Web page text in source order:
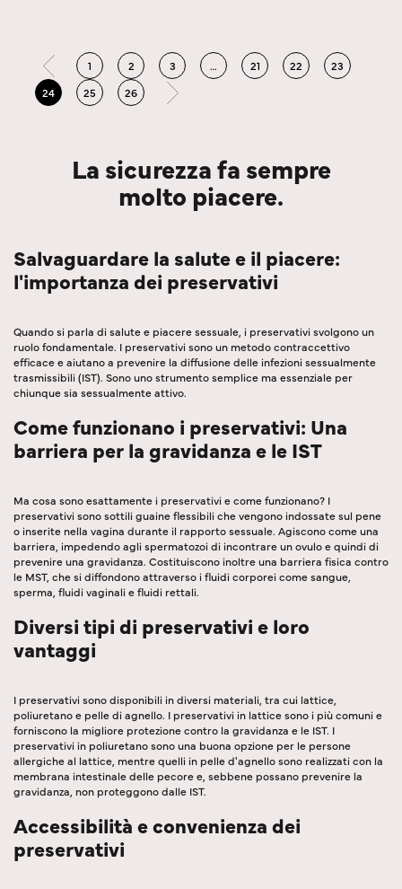
1 2 3 … 21 22
23
24
25 26
La sicurezza fa sempre
molto piacere.
Salvaguardare la salute e il piacere:
l'importanza dei preservativi
Quando si parla di salute e piacere sessuale, i preservativi svolgono un
ruolo fondamentale. I preservativi sono un metodo contraccettivo
efficace e aiutano a prevenire la diffusione delle infezioni sessualmente
trasmissibili (IST). Sono uno strumento semplice ma essenziale per
chiunque sia sessualmente attivo.
Come funzionano i preservativi: Una
barriera per la gravidanza e le IST
Ma cosa sono esattamente i preservativi e come funzionano? I
preservativi sono sottili guaine flessibili che vengono indossate sul pene
o inserite nella vagina durante il rapporto sessuale. Agiscono come una
barriera, impedendo agli spermatozoi di incontrare un ovulo e quindi di
prevenire una gravidanza. Costituiscono inoltre una barriera fisica contro
le MST, che si diffondono attraverso i fluidi corporei come sangue,
sperma, fluidi vaginali e fluidi rettali.
Diversi tipi di preservativi e loro
vantaggi
I preservativi sono disponibili in diversi materiali, tra cui lattice,
poliuretano e pelle di agnello. I preservativi in lattice sono i più comuni e
forniscono la migliore protezione contro la gravidanza e le IST. I
preservativi in poliuretano sono una buona opzione per le persone
allergiche al lattice, mentre quelli in pelle d'agnello sono realizzati con la
membrana intestinale delle pecore e, sebbene possano prevenire la
gravidanza, non proteggono dalle IST.
Accessibilità e convenienza dei
preservativi